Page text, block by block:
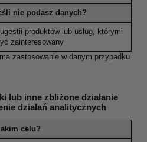
nie podasz danych?
produktów lub usług, którymi
zainteresowany
zastosowanie w danym przypadku
lub inne zbliżone działanie
działań analitycznych
celu?